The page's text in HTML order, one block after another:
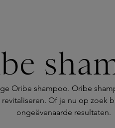
Oribe shampoo. Oribe
Of je nu op zoek
ongeëvenaarde resultaten.